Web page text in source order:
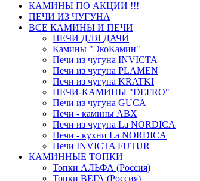
КАМИНЫ ПО АКЦИИ !!!
ПЕЧИ ИЗ ЧУГУНА
ВСЕ КАМИНЫ И ПЕЧИ
ПЕЧИ ДЛЯ ДАЧИ
Камины "ЭкоКамин"
Печи из чугуна INVICTA
Печи из чугуна PLAMEN
Печи из чугуна KRATKI
ПЕЧИ-КАМИНЫ "DEFRO"
Печи из чугуна GUCA
Печи - камины ABX
Печи из чугуна La NORDICA
Печи - кухни La NORDICA
Печи INVICTA FUTUR
КАМИННЫЕ ТОПКИ
Топки АЛЬФА (Россия)
Топки ВЕГА (Россия)